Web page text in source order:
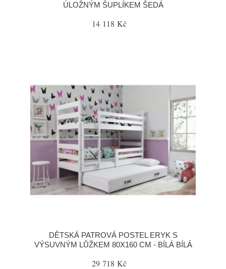
ÚLOŽNÝM ŠUPLÍKEM ŠEDÁ
14 118 Kč
DĚTSKÁ PATROVÁ POSTEL ERYK S
VÝSUVNÝM LŮŽKEM 80X160 CM - BÍLÁ BÍLÁ
29 718 Kč